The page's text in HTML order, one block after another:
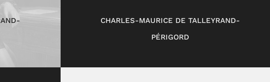
CHARLES-MAURICE DE TALLEYRAND-
PÉRIGORD